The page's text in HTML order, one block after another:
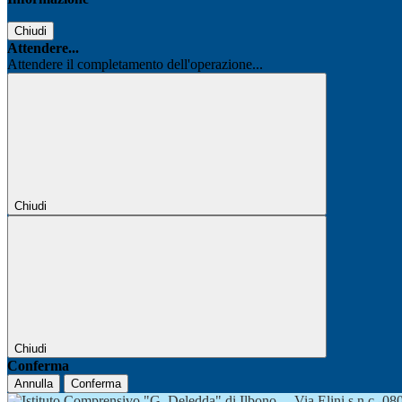
Chiudi
Attendere...
Attendere il completamento dell'operazione...
Chiudi
Chiudi
Conferma
Annulla Conferma